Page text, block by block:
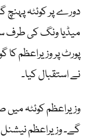
دورے پر کوئٹہ
میڈیا ونگ کی طرف
پورٹ پر وزیراعظم
نے استقبال کیا۔
وزیراعظم کوئٹہ
گے۔ وزیراعظم